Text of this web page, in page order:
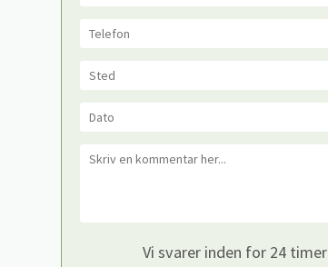
Vi svarer inden for 24 timer